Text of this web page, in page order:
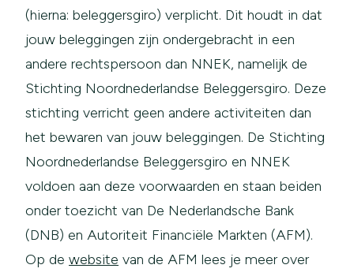
(hierna: beleggersgiro) verplicht. Dit houdt in dat
jouw beleggingen zijn ondergebracht in een
andere rechtspersoon dan NNEK, namelijk de
Stichting Noordnederlandse Beleggersgiro. Deze
stichting verricht geen andere activiteiten dan
het bewaren van jouw beleggingen. De Stichting
Noordnederlandse Beleggersgiro en NNEK
voldoen aan deze voorwaarden en staan beiden
onder toezicht van De Nederlandsche Bank
(DNB) en Autoriteit Financiële Markten (AFM).
Op de website van de AFM lees je meer over